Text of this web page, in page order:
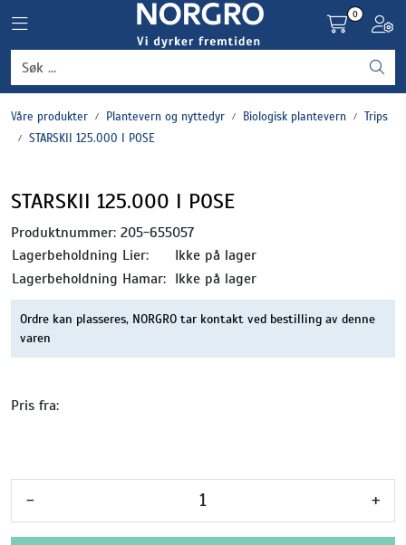
Toggle navigation
0
Våre produkter Plantevern og nyttedyr Biologisk plantevern
Trips
STARSKII 125.000 I POSE
STARSKII 125.000 I POSE
Produktnummer: 205-655057
Lagerbeholdning Lier:
Ikke på lager
Lagerbeholdning Hamar: Ikke på lager
Ordre kan plasseres, NORGRO tar kontakt ved bestilling av denne
varen
Pris fra:
- +
Grønnsaker
Settepotet og setteløk
Plantevern og nyttedyr
Blomster, potter og brett
Driftsmidler